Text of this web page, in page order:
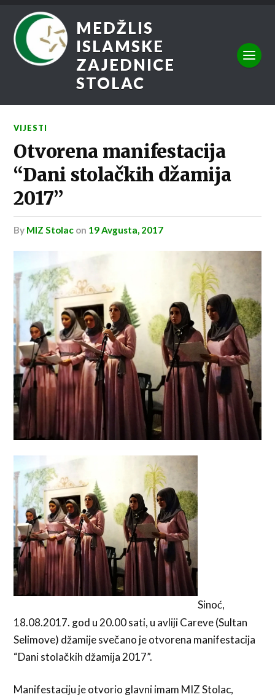
MEDŽLIS
ISLAMSKE
ZAJEDNICE
STOLAC
VIJESTI
Otvorena manifestacija
“Dani stolačkih džamija
2017”
by MIZ Stolac on 19 Avgusta, 2017
Sinoć,
18.08.2017. god u 20.00 sati, u avliji Careve (Sultan
Selimove) džamije svečano je otvorena manifestacija
“Dani stolačkih džamija 2017”.
Manifestaciju je otvorio glavni imam MIZ Stolac,